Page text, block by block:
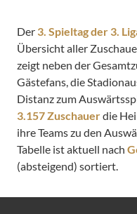
Der 3. Spieltag der 3.
Übersicht aller
zeigt neben der
Gästefans, die
Distanz zum
3.157 Zuschauerdie
ihre Teams zu den
Tabelle ist aktuell nach
(absteigend) sortiert.